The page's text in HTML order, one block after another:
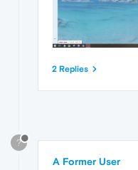
2 Replies
?
A Former User